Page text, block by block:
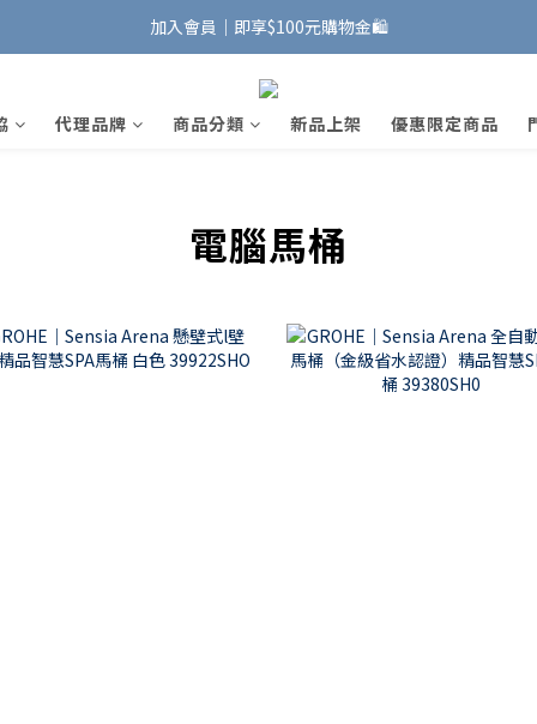
加入會員｜即享$100元購物金🛍️
加入會員｜即享$100元購物金🛍️
安裝維修服務｜Line ID @885wywfl
好友募集中｜官方Line ID @746aztjp
代理品牌 商品分類 新品上架 優惠限定商品
電腦馬桶